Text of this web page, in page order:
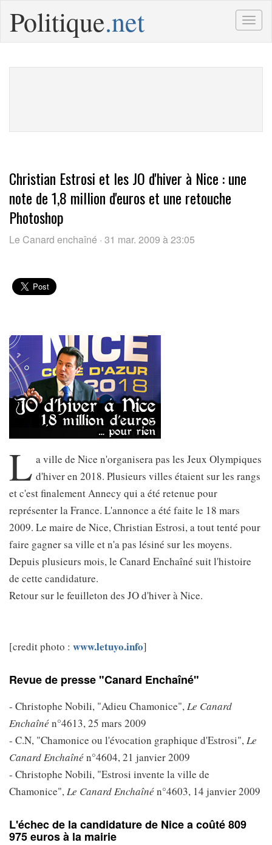
Politique.net
Christian Estrosi et les JO d'hiver à Nice : une
note de 1,8 million d'euros et une retouche
Photoshop
Le Canard enchaîné · 31 mar. 2009 à 23:05
L a ville de Nice n'organisera pas les Jeux Olympiques
d'hiver en 2018. Plusieurs villes étaient sur les rangs
et c'est finalement Annecy qui a été retenue pour
représenter la France. L'annonce a été faite le 18 mars
2009. Le maire de Nice, Christian Estrosi, a tout tenté pour
faire gagner sa ville et n'a pas lésiné sur les moyens.
Depuis plusieurs mois, le Canard Enchaîné suit l'histoire
de cette candidature.
Retour sur le feuilleton des JO d'hiver à Nice.
[credit photo : www.letuyo.info]
Revue de presse "Canard Enchaîné"
- Christophe Nobili, "Adieu Chamonice",Le Canard
Enchaînén°4613, 25 mars 2009
- C.N, "Chamonice ou l'évocation graphique d'Estrosi",Le
Canard Enchaînén°4604, 21 janvier 2009
- Christophe Nobili, "Estrosi invente la ville de
Chamonice",Le Canard Enchaînén°4603, 14 janvier 2009
L'échec de la candidature de Nice a coûté 809
975 euros à la mairie